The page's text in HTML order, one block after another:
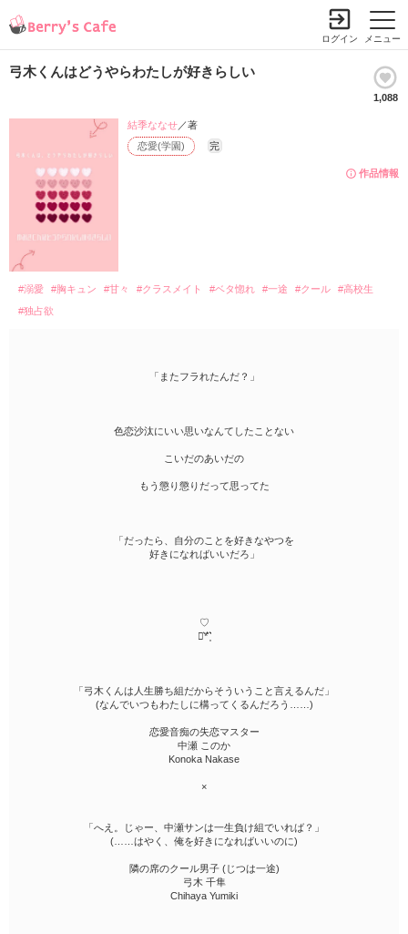
メニュー
ログイン
弓木くんはどうやらわたしが好きらしい
1,088
作品情報
恋愛(学園) 完
結季ななせ／著
#溺愛 #胸キュン #甘々 #クラスメイト #ベタ惚れ #一途 #クール
#高校生
#独占欲
「またフラれたんだ？」
色恋沙汰にいい思いなんてしたことない
こいだのあいだの
もう懲り懲りだって思ってた
「だったら、自分のことを好きなやつを
好きになればいいだろ」
♡
⋆͛*͛ ͙͛
「弓木くんは人生勝ち組だからそういうこと言えるんだ」
(なんでいつもわたしに構ってくるんだろう……)
恋愛音痴の失恋マスター
中瀬 このか
Konoka Nakase
×
「へえ。じゃー、中瀬サンは一生負け組でいれば？」
(……はやく、俺を好きになればいいのに)
隣の席のクール男子 (じつは一途)
弓木 千隼
Chihaya Yumiki